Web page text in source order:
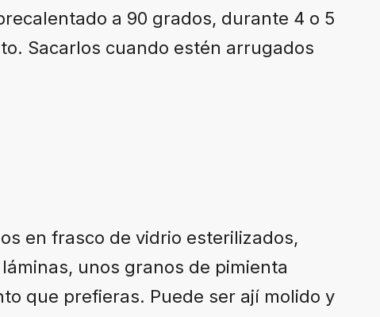
a 90 grados, durante 4 o 5
Sacarlos cuando estén arrugados
en frasco de vidrio esterilizados,
unos granos de pimienta
que prefieras. Puede ser ají molido y